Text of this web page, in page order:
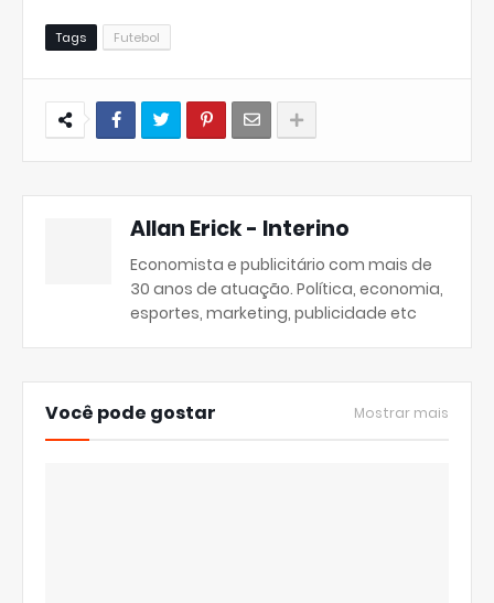
Tags Futebol
Allan Erick - Interino
Economista e publicitário com mais de
30 anos de atuação. Política, economia,
esportes, marketing, publicidade etc
Você pode gostar Mostrar mais